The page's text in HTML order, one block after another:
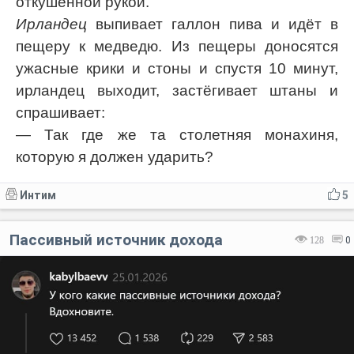
Ирландец выпивает галлон пива и идёт в
пещеру к медведю. Из пещеры доносятся
ужасные крики и стоны и спустя 10 минут,
ирландец выходит, застёгивает штаны и
спрашивает:
— Так где же та столетняя монахиня,
которую я должен ударить?
5
Интим
128 0
Пассивный источник дохода